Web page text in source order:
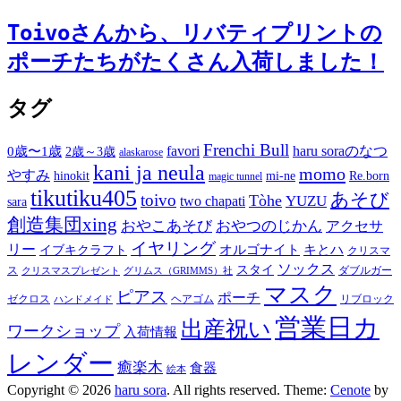
Toivoさんから、リバティプリントの
ポーチたちがたくさん入荷しました！
タグ
0歳〜1歳 2歳～3歳 alaskarose favori Frenchi Bull haru soraのなつ
やすみ hinokit kani ja neula magic tunnel mi-ne momo Re.born
sara tikutiku405 toivo two chapati Tòhe YUZU あそび
創造集団xing おやこあそび おやつのじかん アクセサ
リー イブキクラフト イヤリング オルゴナイト キとハ クリスマ
ス
クリスマスプレゼント グリムス（GRIMMS）社 スタイ ソックス ダブルガー
ゼクロス ハンドメイド ピアス ヘアゴム ポーチ マスク リブロック
ワークショップ 入荷情報 出産祝い 営業日カ
レンダー 癒楽木 絵本 食器
Copyright © 2026 haru sora. All rights reserved. Theme: Cenote by